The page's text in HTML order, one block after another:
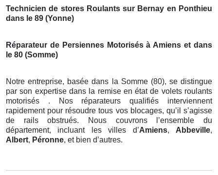
Technicien de stores Roulants sur Bernay en Ponthieu
dans le 89 (Yonne)
Réparateur de Persiennes Motorisés à Amiens et dans
le 80 (Somme)
Notre entreprise, basée dans la Somme (80), se distingue
par son expertise dans la remise en état de volets roulants
motorisés . Nos réparateurs qualifiés interviennent
rapidement pour résoudre tous vos blocages, qu’il s’agisse
de rails obstrués. Nous couvrons l’ensemble du
département, incluant les villes d’Amiens, Abbeville,
Albert, Péronne, et bien d’autres.